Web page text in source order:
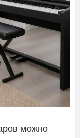
можно